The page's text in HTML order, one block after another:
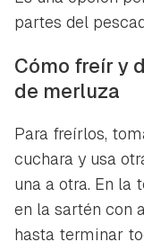
partes del
Cómo freír y
de merluza
Para freírlos,
cuchara y usa
una a otra. En la
en la sartén con
hasta terminar